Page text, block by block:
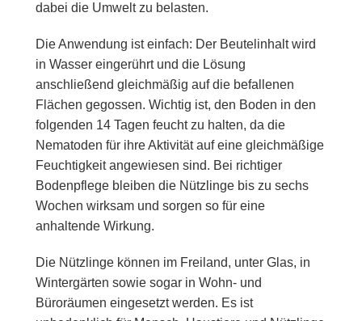
dabei die Umwelt zu belasten.
Die Anwendung ist einfach: Der Beutelinhalt wird
in Wasser eingerührt und die Lösung
anschließend gleichmäßig auf die befallenen
Flächen gegossen. Wichtig ist, den Boden in den
folgenden 14 Tagen feucht zu halten, da die
Nematoden für ihre Aktivität auf eine gleichmäßige
Feuchtigkeit angewiesen sind. Bei richtiger
Bodenpflege bleiben die Nützlinge bis zu sechs
Wochen wirksam und sorgen so für eine
anhaltende Wirkung.
Die Nützlinge können im Freiland, unter Glas, in
Wintergärten sowie sogar in Wohn- und
Büroräumen eingesetzt werden. Es ist